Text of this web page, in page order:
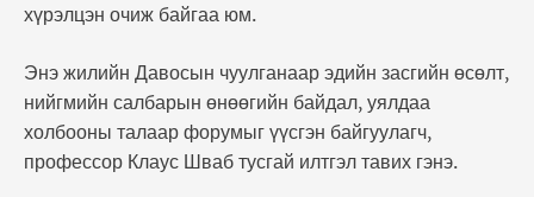
хүрэлцэн очиж байгаа юм.
Энэ жилийн Давосын чуулганаар эдийн засгийн өсөлт,
нийгмийн салбарын өнөөгийн байдал, уялдаа
холбооны талаар форумыг үүсгэн байгуулагч,
профессор Клаус Шваб тусгай илтгэл тавих гэнэ.